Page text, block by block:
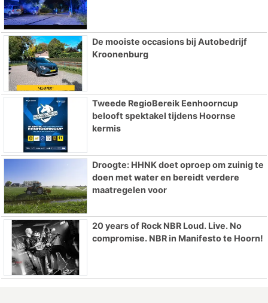
De mooiste occasions bij Autobedrijf
Kroonenburg
Tweede RegioBereik Eenhoorncup
belooft spektakel tijdens Hoornse
kermis
Droogte: HHNK doet oproep om zuinig te
doen met water en bereidt verdere
maatregelen voor
20 years of Rock NBR Loud. Live. No
compromise. NBR in Manifesto te Hoorn!